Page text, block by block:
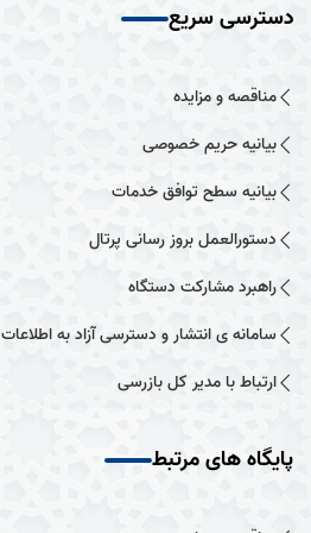
دسترسی سریع
مناقصه و مزایده
بیانیه حریم خصوصی
بیانیه سطح توافق خدمات
دستورالعمل بروز رسانی پرتال
راهبرد مشارکت دستگاه
سامانه ی انتشار و دسترسی آزاد به اطلاعات
ارتباط با مدیر کل بازرسی
پایگاه های مرتبط